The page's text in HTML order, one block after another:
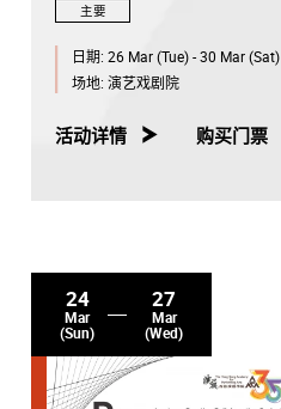
主要
日期: 26 Mar (Tue) - 30 Mar (Sat)
场地: 演艺戏剧院
活动详情 购买门票
24
Mar
(Sun)
27
Mar
(Wed)